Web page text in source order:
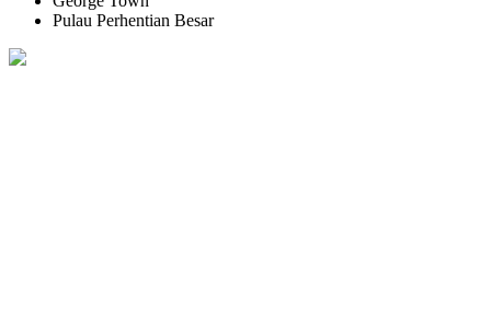
Pulau Perhentian Besar